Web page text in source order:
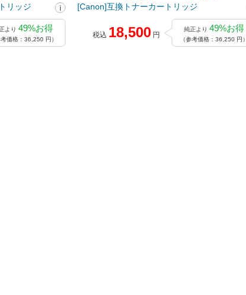
リッジ
より 49%お得
考価格：36,250 円）
[Canon]互換トナーカートリッジ
税込 18,500 円
純正より 49%お得
（参考価格：36,250 円）